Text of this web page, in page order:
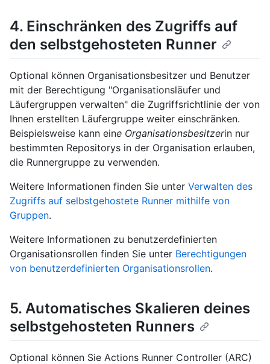
4. Einschränken des Zugriffs auf
den selbstgehosteten Runner
Optional können Organisationsbesitzer und Benutzer
mit der Berechtigung "Organisationsläufer und
Läufergruppen verwalten" die Zugriffsrichtlinie der von
Ihnen erstellten Läufergruppe weiter einschränken.
Beispielsweise kann eine Organisationsbesitzerin nur
bestimmten Repositorys in der Organisation erlauben,
die Runnergruppe zu verwenden.
Weitere Informationen finden Sie unter Verwalten des
Zugriffs auf selbstgehostete Runner mithilfe von
Gruppen.
Weitere Informationen zu benutzerdefinierten
Organisationsrollen finden Sie unter Berechtigungen
von benutzerdefinierten Organisationsrollen.
5. Automatisches Skalieren deines
selbstgehosteten Runners
Optional können Sie Actions Runner Controller (ARC)